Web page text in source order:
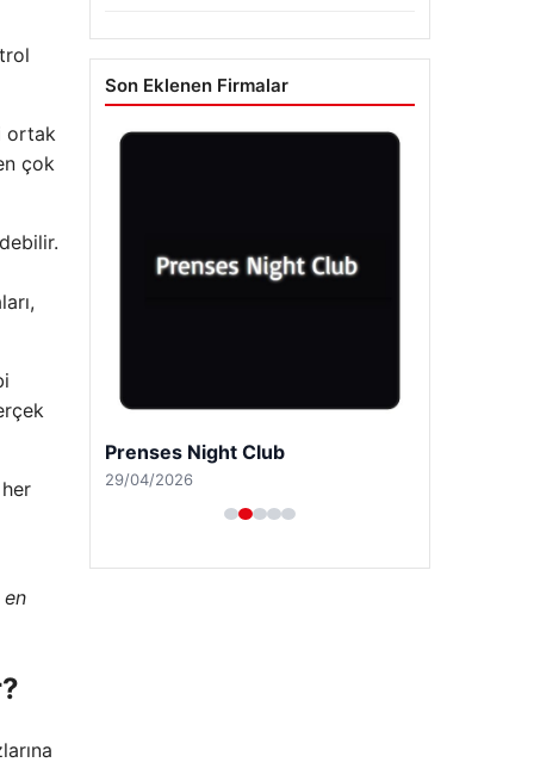
ortak
çok
en
Son Eklenen Firmalar
Prenses Night Club
29/04/2026